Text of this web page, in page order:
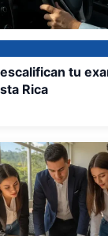
tu
Rica